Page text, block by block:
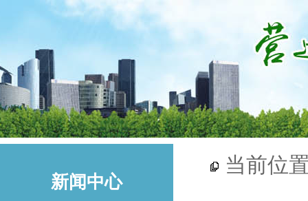
新闻中心
当前位